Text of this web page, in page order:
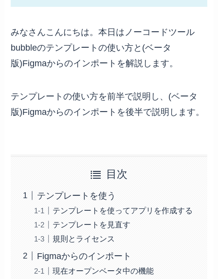
みなさんこんにちは。本日はノーコードツール
bubbleのテンプレートの使い方と(ベータ
版)Figmaからのインポートを解説します。
テンプレートの使い方を前半で説明し、(ベータ
版)Figmaからのインポートを後半で説明します。
目次
テンプレートを使う
テンプレートを使ってアプリを作成する
テンプレートを見直す
規則とライセンス
Figmaからのインポート
現在オープンベータ中の機能